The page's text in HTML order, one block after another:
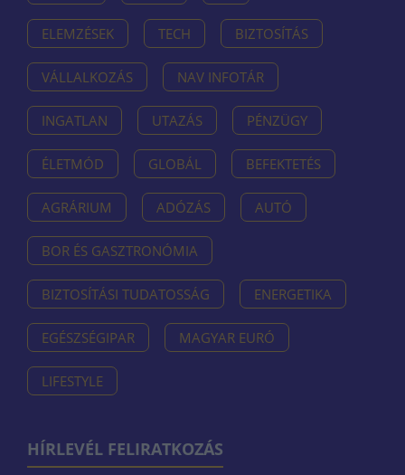
ELEMZÉSEK TECH BIZTOSÍTÁS
VÁLLALKOZÁS NAV INFOTÁR
INGATLAN UTAZÁS PÉNZÜGY
ÉLETMÓD GLOBÁL BEFEKTETÉS
AGRÁRIUM ADÓZÁS AUTÓ
BOR ÉS GASZTRONÓMIA
BIZTOSÍTÁSI TUDATOSSÁG ENERGETIKA
EGÉSZSÉGIPAR MAGYAR EURÓ
LIFESTYLE
HÍRLEVÉL FELIRATKOZÁS